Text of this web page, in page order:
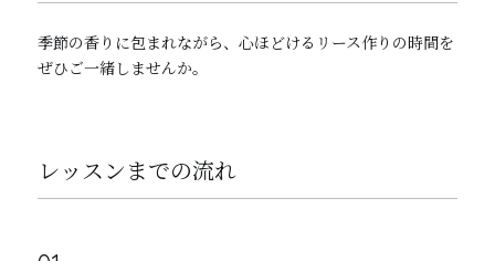
季節の香りに包まれながら、心ほどけるリース作りの時間を
ぜひご一緒しませんか。
レッスンまでの流れ